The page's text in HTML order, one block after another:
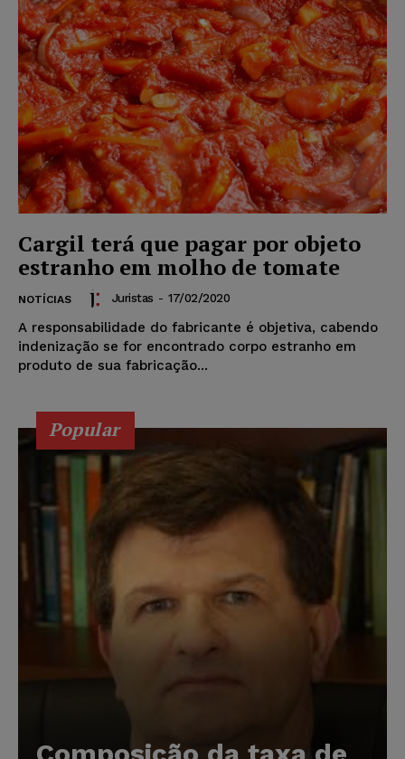
Cargil terá que pagar por objeto
estranho em molho de tomate
NOTÍCIAS Juristas - 17/02/2020
A responsabilidade do fabricante é objetiva, cabendo
indenização se for encontrado corpo estranho em
produto de sua fabricação...
Popular